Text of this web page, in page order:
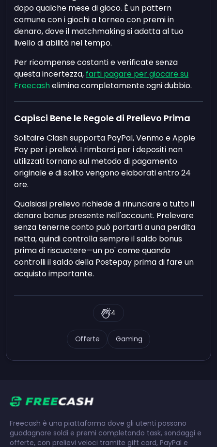
dopo qualche mese di gioco. È un pattern
comune con i giochi a torneo con premi in
denaro, dove il matchmaking si adatta al tuo
livello di abilità nel tempo.
Per ricompense costanti e verificate senza
questa incertezza, farti pagare per giocare su
Freecashelimina completamente ogni dubbio.
Capisci Bene le Regole di Prelievo Prima
Solitaire Clash supporta PayPal, Venmo e Apple
Pay per i prelievi. I rimborsi per i depositi non
utilizzati tornano sul metodo di pagamento
originale e di solito vengono elaborati entro 24
ore.
Qualsiasi prelievo richiede di rinunciare a tutto il
denaro bonus presente nell'account. Prelevare
senza tenerne conto può portarti a una perdita
netta, quindi controlla sempre il saldo bonus
prima di riscuotere—un po' come quando
controlli il saldo della Postepay prima di fare un
acquisto importante.
Offerte Gaming
4
Freecash è una piattaforma dove gli utenti possono
guadagnare soldi e premi completando task, sondaggi e
offerte, con prelievi veloci tramite gift card, PayPal e